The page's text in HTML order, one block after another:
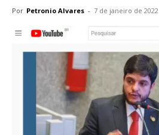
Por Petronio Alvares - 7 de janeiro de 2022